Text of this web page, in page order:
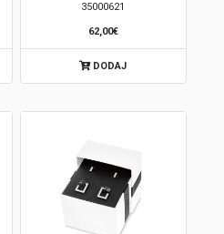
35000621
62,00€
DODAJ